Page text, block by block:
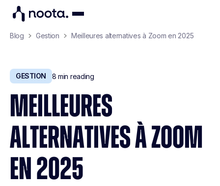
Blog Gestion Meilleures alternatives à Zoom en 2025
GESTION 8 min reading
MEILLEURES
ALTERNATIVES À ZOOM
EN 2025